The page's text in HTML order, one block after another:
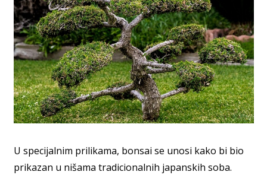
U specijalnim prilikama, bonsai se unosi kako bi bio
prikazan u nišama tradicionalnih japanskih soba.